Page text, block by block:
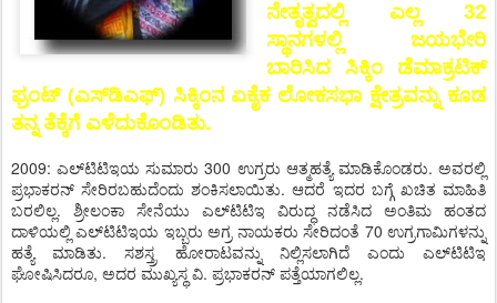
ನೇತೃತ್ವದಲ್ಲಿ ಎಲ್ಲ 32
ಸ್ಥಾನಗಳಲ್ಲಿ ಜಯಭೇರಿ
ಬಾರಿಸಿದ ಸಿಕ್ಕಿಂ ಡೆಮಾಕ್ರಟಿಕ್
ಫ್ರಂಟ್ (ಎಸ್‌ಡಿಎಫ್) ಸಿಕ್ಕಿಂನ ಏಕೈಕ ಲೋಕಸಭಾ ಕ್ಷೇತ್ರವನ್ನು ಕೂಡ
ತನ್ನ ತೆಕ್ಕೆಗೆ ಎಳೆದುಕೊಂಡಿತು.
2009: ಎಲ್‌ಟಿಟಿಇಯ ಸುಮಾರು 300 ಉಗ್ರರು ಆತ್ಮಹತ್ಯೆ ಮಾಡಿಕೊಂಡರು. ಅವರಲ್ಲಿ
ಪ್ರಭಾಕರನ್ ಸೇರಿರಬಹುದೆಂದು ಶಂಕಿಸಲಾಯಿತು. ಆದರೆ ಇದರ ಬಗ್ಗೆ ಖಚಿತ ಮಾಹಿತಿ
ಬರಲಿಲ್ಲ. ಶ್ರೀಲಂಕಾ ಸೇನೆಯು ಎಲ್‌ಟಿಟಿಇ ವಿರುದ್ಧ ನಡೆಸಿದ ಅಂತಿಮ ಹಂತದ
ದಾಳಿಯಲ್ಲಿ ಎಲ್‌ಟಿಟಿಇಯ ಇಬ್ಬರು ಅಗ್ರ ನಾಯಕರು ಸೇರಿದಂತೆ 70 ಉಗ್ರಗಾಮಿಗಳನ್ನು
ಹತ್ಯೆ ಮಾಡಿತು. ಸಶಸ್ತ್ರ ಹೋರಾಟವನ್ನು ನಿಲ್ಲಿಸಲಾಗಿದೆ ಎಂದು ಎಲ್‌ಟಿಟಿಇ
ಘೋಷಿಸಿದರೂ, ಅದರ ಮುಖ್ಯಸ್ಥ ವಿ. ಪ್ರಭಾಕರನ್ ಪತ್ತೆಯಾಗಲಿಲ್ಲ.